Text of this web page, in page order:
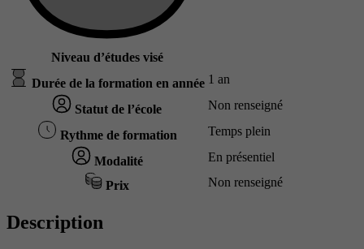
Niveau d’études visé
Durée de la formation en année 1 an
Statut de l’école Non renseigné
Rythme de formation Temps plein
Modalité En présentiel
Prix Non renseigné
Description